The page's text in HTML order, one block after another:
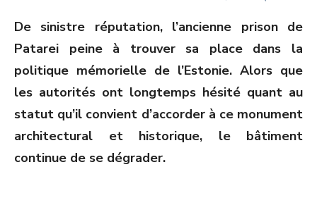
De sinistre réputation, l’ancienne prison de
Patarei peine à trouver sa place dans la
politique mémorielle de l’Estonie. Alors que
les autorités ont longtemps hésité quant au
statut qu’il convient d’accorder à ce monument
architectural et historique, le bâtiment
continue de se dégrader.